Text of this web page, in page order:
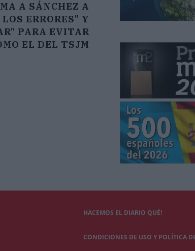
A SÁNCHEZ A
ERRORES" Y
PARA EVITAR
EL DEL TSJM
HACEMOS EL DIARIO QUÉ!
CONDICIONES DE USO Y POLÍTICA